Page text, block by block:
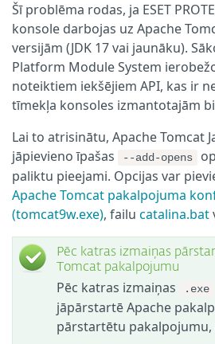
Šī problēma rodas, ja ESET
konsole darbojas uz Apache
versijām (JDK 17 vai jaunāku).
Platform Module System
noteiktiem iekšējiem API, kas ir
tīmekļa konsoles izmantotajām
Lai to atrisinātu, Apache Tomcat
jāpievieno īpašas
--add-opens
paliktu pieejami. Opcijas var
Apache Tomcat pakalpojuma
(tomcat9w.exe), failu catalina.bat
Pēc katras izmaiņas
Tomcat pakalpojumu
Pēc katras izmaiņas .exe
jāpārstartē Apache
pārstartētu pakalpojumu,